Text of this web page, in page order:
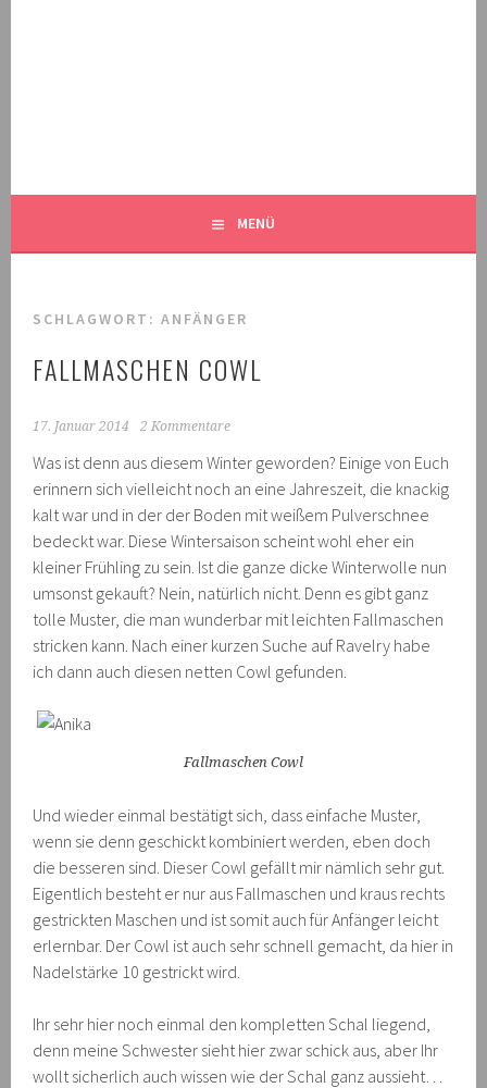
MENÜ
SCHLAGWORT:ANFÄNGER
FALLMASCHEN COWL
17. Januar 2014 2 Kommentare
Was ist denn aus diesem Winter geworden? Einige von Euch
erinnern sich vielleicht noch an eine Jahreszeit, die knackig
kalt war und in der der Boden mit weißem Pulverschnee
bedeckt war. Diese Wintersaison scheint wohl eher ein
kleiner Frühling zu sein. Ist die ganze dicke Winterwolle nun
umsonst gekauft? Nein, natürlich nicht. Denn es gibt ganz
tolle Muster, die man wunderbar mit leichten Fallmaschen
stricken kann. Nach einer kurzen Suche auf Ravelry habe
ich dann auch diesen netten Cowl gefunden.
Fallmaschen Cowl
Und wieder einmal bestätigt sich, dass einfache Muster,
wenn sie denn geschickt kombiniert werden, eben doch
die besseren sind. Dieser Cowl gefällt mir nämlich sehr gut.
Eigentlich besteht er nur aus Fallmaschen und kraus rechts
gestrickten Maschen und ist somit auch für Anfänger leicht
erlernbar. Der Cowl ist auch sehr schnell gemacht, da hier in
Nadelstärke 10 gestrickt wird.
Ihr sehr hier noch einmal den kompletten Schal liegend,
denn meine Schwester sieht hier zwar schick aus, aber Ihr
wollt sicherlich auch wissen wie der Schal ganz aussieht…